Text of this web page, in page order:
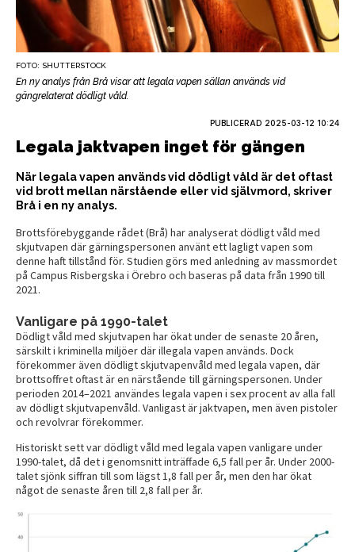
FOTO: SHUTTERSTOCK
En ny analys från Brå visar att legala vapen sällan används vid
gängrelaterat dödligt våld.
PUBLICERAD 2025-03-12 10:24
Legala jaktvapen inget för gängen
När legala vapen används vid dödligt våld är det oftast
vid brott mellan närstående eller vid självmord, skriver
Brå i en ny analys.
Brottsförebyggande rådet (Brå) har analyserat dödligt våld med
skjutvapen där gärningspersonen använt ett lagligt vapen som
denne haft tillstånd för. Studien görs med anledning av massmordet
på Campus Risbergska i Örebro och baseras på data från 1990 till
2021.
Vanligare på 1990-talet
Dödligt våld med skjutvapen har ökat under de senaste 20 åren,
särskilt i kriminella miljöer där illegala vapen används. Dock
förekommer även dödligt skjutvapenvåld med legala vapen, där
brottsoffret oftast är en närstående till gärningspersonen. Under
perioden 2014–2021 användes legala vapen i sex procent av alla fall
av dödligt skjutvapenvåld. Vanligast är jaktvapen, men även pistoler
och revolvrar förekommer.
Historiskt sett var dödligt våld med legala vapen vanligare under
1990-talet, då det i genomsnitt inträffade 6,5 fall per år. Under 2000-
talet sjönk siffran till som lägst 1,8 fall per år, men den har ökat
något de senaste åren till 2,8 fall per år.